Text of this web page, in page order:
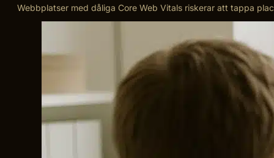
Webbplatser med dåliga Core Web Vitals riskerar att tappa